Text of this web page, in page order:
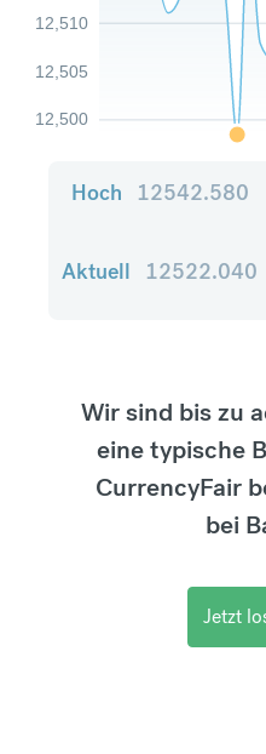
12,500
12,505
12,510
Hoch 12542.580
Aktuell 12522.040
Wir sind bis zu
eine typische
CurrencyFair
bei
Jetzt